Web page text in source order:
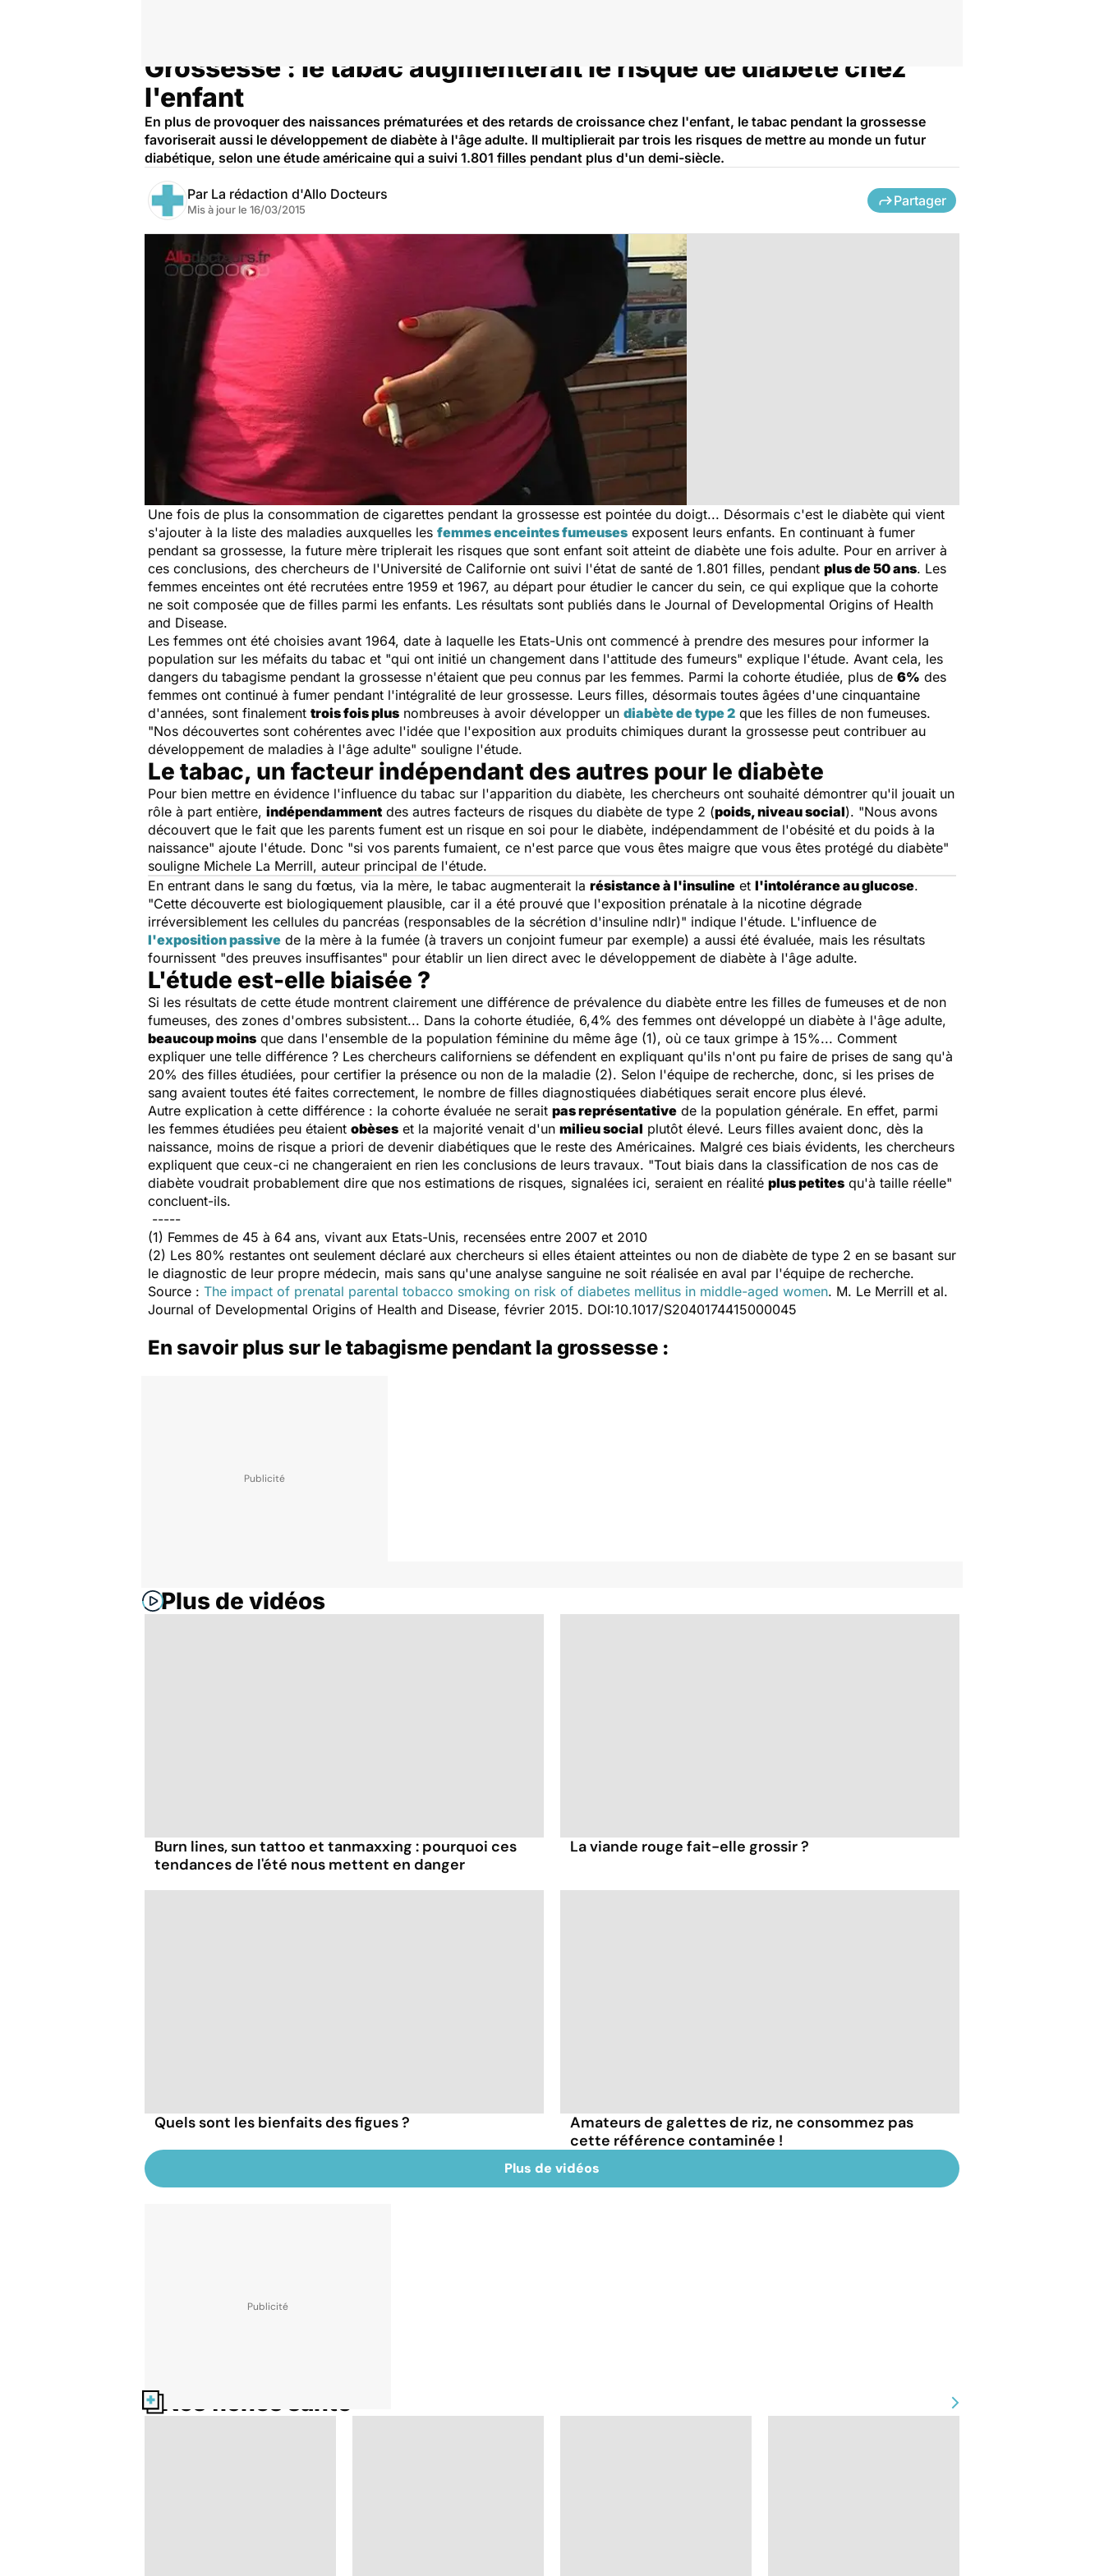
Grossesse : le tabac augmenterait le risque de diabète chez
l'enfant
En plus de provoquer des naissances prématurées et des retards de croissance chez l'enfant, le tabac pendant la grossesse
favoriserait aussi le développement de diabète à l'âge adulte. Il multiplierait par trois les risques de mettre au monde un futur
diabétique, selon une étude américaine qui a suivi 1.801 filles pendant plus d'un demi-siècle.
Par La rédaction d'Allo Docteurs
Mis à jour le 16/03/2015
Partager
Une fois de plus la consommation de cigarettes pendant la grossesse est pointée du doigt... Désormais c'est le diabète qui vient
s'ajouter à la liste des maladies auxquelles les femmes enceintes fumeuses exposent leurs enfants. En continuant à fumer
pendant sa grossesse, la future mère triplerait les risques que sont enfant soit atteint de diabète une fois adulte. Pour en arriver à
ces conclusions, des chercheurs de l'Université de Californie ont suivi l'état de santé de 1.801 filles, pendant plus de 50 ans. Les
femmes enceintes ont été recrutées entre 1959 et 1967, au départ pour étudier le cancer du sein, ce qui explique que la cohorte
ne soit composée que de filles parmi les enfants. Les résultats sont publiés dans le Journal of Developmental Origins of Health
and Disease.
Les femmes ont été choisies avant 1964, date à laquelle les Etats-Unis ont commencé à prendre des mesures pour informer la
population sur les méfaits du tabac et "qui ont initié un changement dans l'attitude des fumeurs" explique l'étude. Avant cela, les
dangers du tabagisme pendant la grossesse n'étaient que peu connus par les femmes. Parmi la cohorte étudiée, plus de 6% des
femmes ont continué à fumer pendant l'intégralité de leur grossesse. Leurs filles, désormais toutes âgées d'une cinquantaine
d'années, sont finalement trois fois plus nombreuses à avoir développer un diabète de type 2 que les filles de non fumeuses.
"Nos découvertes sont cohérentes avec l'idée que l'exposition aux produits chimiques durant la grossesse peut contribuer au
développement de maladies à l'âge adulte" souligne l'étude.
Le tabac, un facteur indépendant des autres pour le diabète
Pour bien mettre en évidence l'influence du tabac sur l'apparition du diabète, les chercheurs ont souhaité démontrer qu'il jouait un
rôle à part entière, indépendamment des autres facteurs de risques du diabète de type 2 (poids, niveau social). "Nous avons
découvert que le fait que les parents fument est un risque en soi pour le diabète, indépendamment de l'obésité et du poids à la
naissance" ajoute l'étude. Donc "si vos parents fumaient, ce n'est parce que vous êtes maigre que vous êtes protégé du diabète"
souligne Michele La Merrill, auteur principal de l'étude.
En entrant dans le sang du fœtus, via la mère, le tabac augmenterait la résistance à l'insuline et l'intolérance au glucose.
"Cette découverte est biologiquement plausible, car il a été prouvé que l'exposition prénatale à la nicotine dégrade
irréversiblement les cellules du pancréas (responsables de la sécrétion d'insuline ndlr)" indique l'étude. L'influence de
l'exposition passive de la mère à la fumée (à travers un conjoint fumeur par exemple) a aussi été évaluée, mais les résultats
fournissent "des preuves insuffisantes" pour établir un lien direct avec le développement de diabète à l'âge adulte.
L'étude est-elle biaisée ?
Si les résultats de cette étude montrent clairement une différence de prévalence du diabète entre les filles de fumeuses et de non
fumeuses, des zones d'ombres subsistent... Dans la cohorte étudiée, 6,4% des femmes ont développé un diabète à l'âge adulte,
beaucoup moins que dans l'ensemble de la population féminine du même âge (1), où ce taux grimpe à 15%... Comment
expliquer une telle différence ? Les chercheurs californiens se défendent en expliquant qu'ils n'ont pu faire de prises de sang qu'à
20% des filles étudiées, pour certifier la présence ou non de la maladie (2). Selon l'équipe de recherche, donc, si les prises de
sang avaient toutes été faites correctement, le nombre de filles diagnostiquées diabétiques serait encore plus élevé.
Autre explication à cette différence : la cohorte évaluée ne serait pas représentative de la population générale. En effet, parmi
les femmes étudiées peu étaient obèses et la majorité venait d'un milieu social plutôt élevé. Leurs filles avaient donc, dès la
naissance, moins de risque a priori de devenir diabétiques que le reste des Américaines. Malgré ces biais évidents, les chercheurs
expliquent que ceux-ci ne changeraient en rien les conclusions de leurs travaux. "Tout biais dans la classification de nos cas de
diabète voudrait probablement dire que nos estimations de risques, signalées ici, seraient en réalité plus petites qu'à taille réelle"
concluent-ils.
-----
(1) Femmes de 45 à 64 ans, vivant aux Etats-Unis, recensées entre 2007 et 2010
(2) Les 80% restantes ont seulement déclaré aux chercheurs si elles étaient atteintes ou non de diabète de type 2 en se basant sur
le diagnostic de leur propre médecin, mais sans qu'une analyse sanguine ne soit réalisée en aval par l'équipe de recherche.
Source : The impact of prenatal parental tobacco smoking on risk of diabetes mellitus in middle-aged women. M. Le Merrill et al.
Journal of Developmental Origins of Health and Disease, février 2015. DOI:10.1017/S2040174415000045
En savoir plus sur le tabagisme pendant la grossesse :
Plus de vidéos
Burn lines, sun tattoo et tanmaxxing : pourquoi ces
tendances de l'été nous mettent en danger
La viande rouge fait-elle grossir ?
Quels sont les bienfaits des figues ?
Amateurs de galettes de riz, ne consommez pas
cette référence contaminée !
Plus de vidéos
Nos fiches santé